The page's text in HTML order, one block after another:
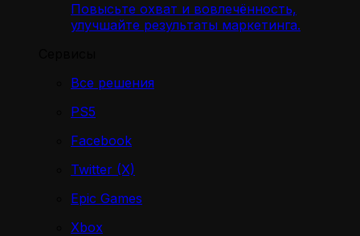
Повысьте охват и вовлечённость,
улучшайте результаты маркетинга.
Все решения
PS5
Facebook
Twitter (X)
Epic Games
Xbox